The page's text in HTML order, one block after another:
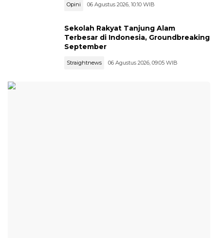
Opini 06 Agustus 2026, 10:10 WIB
Sekolah Rakyat Tanjung Alam
Terbesar di Indonesia, Groundbreaking
September
Straightnews 06 Agustus 2026, 09:05 WIB